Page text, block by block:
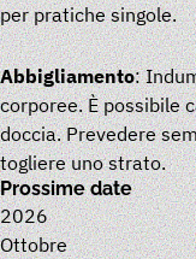
per pratiche singole.
Abbigliamento:
corporee. È possibile
doccia. Prevedere
togliere uno strato.
Prossime date
2026
Ottobre